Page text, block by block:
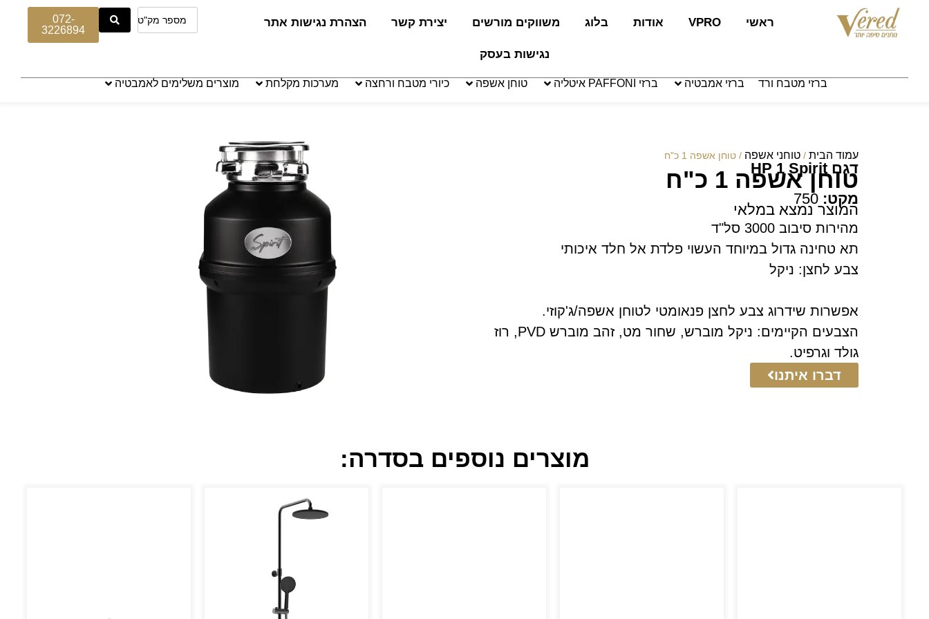
ראשי VPRO אודות בלוג משווקים מורשים יצירת קשר הצהרת נגישות אתר
נגישות בעסק
072-
3226894
ברזי מטבח ורד ברזי אמבטיה ברזי PAFFONI איטליה טוחן אשפה כיורי מטבח ורחצה מערכות מקלחת מוצרים משלימים לאמבטיה
עמוד הבית / טוחני אשפה / טוחן אשפה 1 כ"ח
דגם HP 1 Spirit
טוחן אשפה 1 כ"ח
מקט:
המוצר נמצא במלאי
מהירות סיבוב 3000 סל"ד
תא טחינה גדול במיוחד העשוי פלדת אל חלד איכותי
צבע לחצן: ניקל
אפשרות שידרוג צבע לחצן פנאומטי לטוחן אשפה/ג'קוזי.
הצבעים הקיימים: ניקל מוברש, שחור מט, זהב מוברש PVD, רוז
גולד וגרפיט.
דברו איתנו
מוצרים נוספים בסדרה: